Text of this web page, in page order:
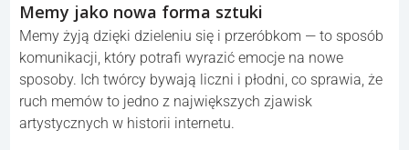
Memy jako nowa forma sztuki
Memy żyją dzięki dzieleniu się i przeróbkom — to sposób
komunikacji, który potrafi wyrazić emocje na nowe
sposoby. Ich twórcy bywają liczni i płodni, co sprawia, że
ruch memów to jedno z największych zjawisk
artystycznych w historii internetu.